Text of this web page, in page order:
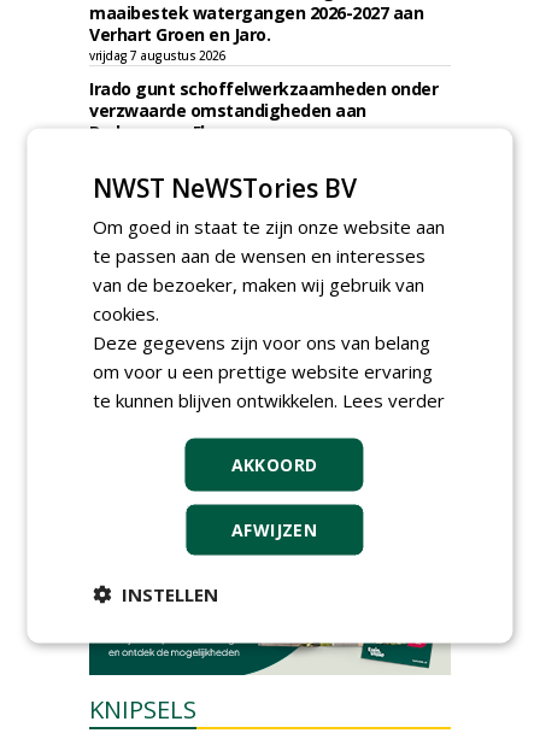
maaibestek watergangen 2026-2027 aan
Verhart Groen en Jaro.
vrijdag 7 augustus 2026
Irado gunt schoffelwerkzaamheden onder
verzwaarde omstandigheden aan
Bodegraven Flex.
Gemeente Amsterdam, Ingenieursbureau
ecologisch beheer aan De Jong Zuurmond,
Struunhoeve, Jos Scholman Groen en
Dolmans Wieringen Prins.
woensdag 5 augustus 2026
Gemeente Leidschendam-Voorburg gunt
raamovereenkomst inhuur medewerkers
groen Leidschendam-Voorburg aan Lending
Advies & Detachering.
woensdag 5 augustus 2026
Dar gunt maaibestek gemeente Nijmegen
aan Engelen Groen Uden.
woensdag 5 augustus 2026
KNIPSELS
NWST NeWSTories BV
Om goed in staat te zijn onze website aan
te passen aan de wensen en interesses
van de bezoeker, maken wij gebruik van
cookies.
Deze gegevens zijn voor ons van belang
om voor u een prettige website ervaring
te kunnen blijven ontwikkelen. Lees verder
AKKOORD
AFWIJZEN
INSTELLEN